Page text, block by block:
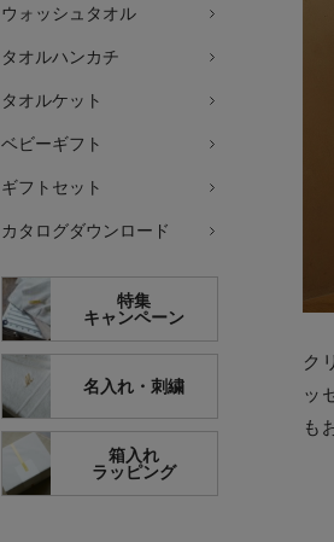
ウォッシュタオル
タオルハンカチ
タオルケット
ベビーギフト
ギフトセット
カタログダウンロード
特集
キャンペーン
名入れ・刺繍
箱入れ
ラッピング
ク
ッ
も